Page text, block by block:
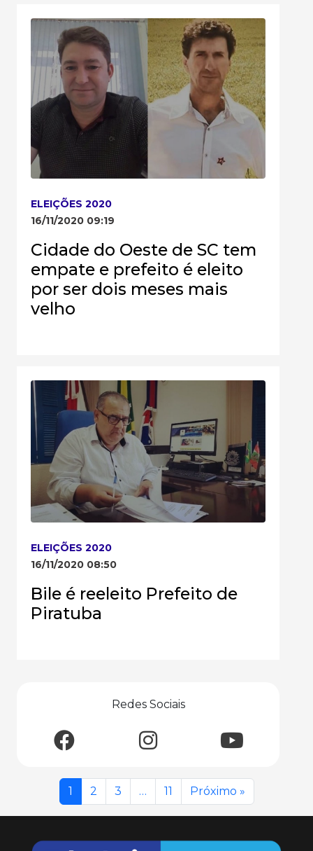
ELEIÇÕES 2020
16/11/2020 09:19
Cidade do Oeste de SC tem
empate e prefeito é eleito
por ser dois meses mais
velho
ELEIÇÕES 2020
16/11/2020 08:50
Bile é reeleito Prefeito de
Piratuba
Redes Sociais
1 2 3 … 11 Próximo »